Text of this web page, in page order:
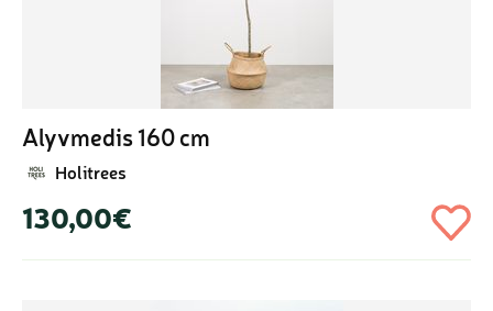
Alyvmedis 160 cm
Holitrees
130,00€